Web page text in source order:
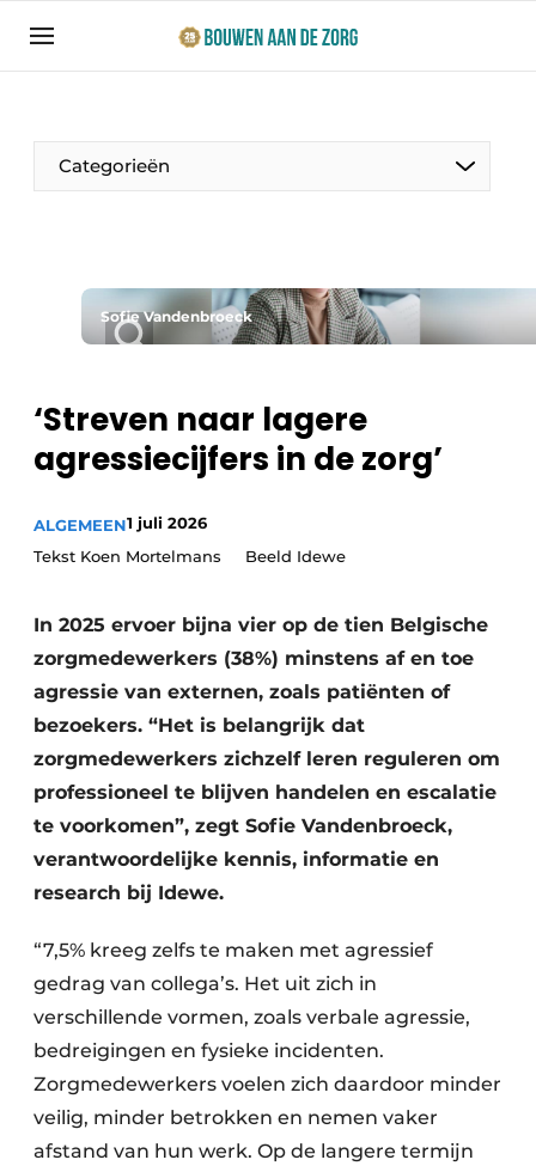
Aanmelden
Bedrijven
Bouwen aan de Zorg | Vakblad over bouw en
Direct contact
Evenement aanmelden
Jubileumboek
Meest gelezen
Podcasts
Vacature aanmelden
Vacatures
Categorieën
Productinformatie
Evenementen
Ziekenhuizen
Privéklinieken
Laboratoria
Sofie Vandenbroeck
‘Streven naar lagere
agressiecijfers in de zorg’
ALGEMEEN1 juli 2026
Tekst Koen Mortelmans Beeld Idewe
In 2025 ervoer bijna vier op de tien Belgische
zorgmedewerkers (38%) minstens af en toe
agressie van externen, zoals patiënten of
bezoekers. “Het is belangrijk dat
zorgmedewerkers zichzelf leren reguleren om
professioneel te blijven handelen en escalatie
te voorkomen”, zegt Sofie Vandenbroeck,
verantwoordelijke kennis, informatie en
research bij Idewe.
“7,5% kreeg zelfs te maken met agressief
gedrag van collega’s. Het uit zich in
verschillende vormen, zoals verbale agressie,
bedreigingen en fysieke incidenten.
Zorgmedewerkers voelen zich daardoor minder
veilig, minder betrokken en nemen vaker
afstand van hun werk. Op de langere termijn